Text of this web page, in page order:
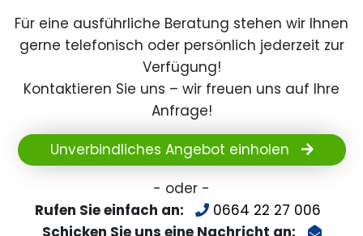
Für eine ausführliche Beratung stehen wir Ihnen
gerne telefonisch oder persönlich jederzeit zur
Verfügung!
Kontaktieren Sie uns – wir freuen uns auf Ihre
Anfrage!
Unverbindliches Angebot einholen
- oder -
Rufen Sie einfach an:
0664 22 27 006
Schicken Sie uns eine Nachricht an: